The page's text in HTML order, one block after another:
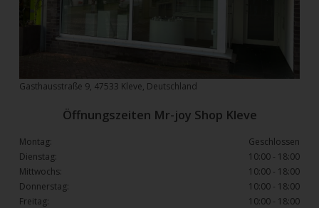
Gasthausstraße 9, 47533 Kleve, Deutschland
Öffnungszeiten Mr-joy Shop Kleve
Montag:
Geschlossen
Dienstag:
10:00 - 18:00
Mittwochs:
10:00 - 18:00
Donnerstag:
10:00 - 18:00
Freitag:
10:00 - 18:00